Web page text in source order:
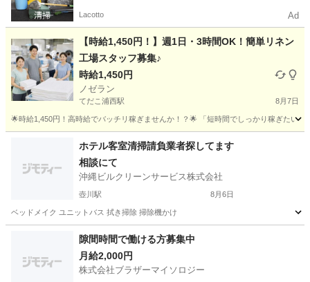
Lacotto Ad
【時給1,450円！】週1日・3時間OK！簡単リネン
工場スタッフ募集♪
時給1,450円
ノゼラン
てだこ浦西駅 8月7日
🌟時給1,450円！高時給でバッチリ稼ぎませんか！？🌟 「短時間でしっかり稼ぎたい
てだこ浦西駅 工場 スタッフ
ホテル客室清掃請負業者探してます
相談にて
沖縄ビルクリーンサービス株式会社
壺川駅 8月6日
ベッドメイク ユニットバス 拭き掃除 掃除機かけ
壺川駅 清掃
隙間時間で働ける方募集中
月給2,000円
株式会社ブラザーマイソロジー